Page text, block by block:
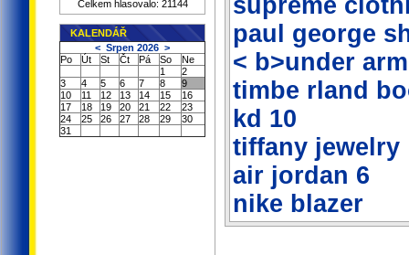
Celkem hlasovalo: 21144
KALENDÁŘ
< Srpen 2026 >
Po
Út St Čt Pá So
Ne
1
2
3
4 5 6 7 8
9
10
11 12 13 14 15
16
17
18 19 20 21 22
23
24
25 26 27 28 29
30
31
supreme
paul george
< b>under
timbe rland
kd 10
tiffany jewelry
air jordan 6
nike blazer